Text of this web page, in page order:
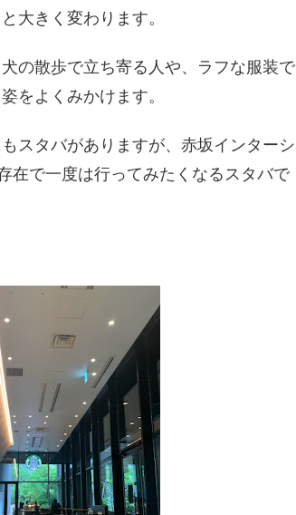
大きく変わります。
の散歩で立ち寄る人や、ラフな服装で
をよくみかけます。
スタバがありますが、赤坂インターシ
在で一度は行ってみたくなるスタバで